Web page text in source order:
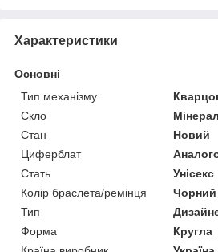
Характеристики
Основні
Тип механізму
Скло
Стан
Новий
Циферблат
Стать
Унісекс
Колір браслета/ремінця
Чорний
Тип
Форма
Кругла